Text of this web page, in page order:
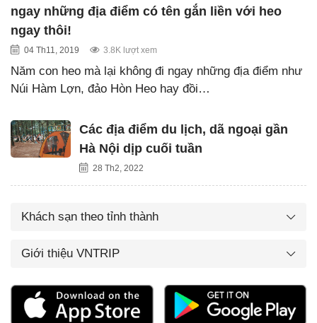
ngay những địa điểm có tên gắn liền với heo
ngay thôi!
04 Th11, 2019 3.8K lượt xem
Năm con heo mà lại không đi ngay những địa điểm như
Núi Hàm Lợn, đảo Hòn Heo hay đồi…
Các địa điểm du lịch, dã ngoại gần
Hà Nội dịp cuối tuần
28 Th2, 2022
Khách sạn theo tỉnh thành
Giới thiệu VNTRIP